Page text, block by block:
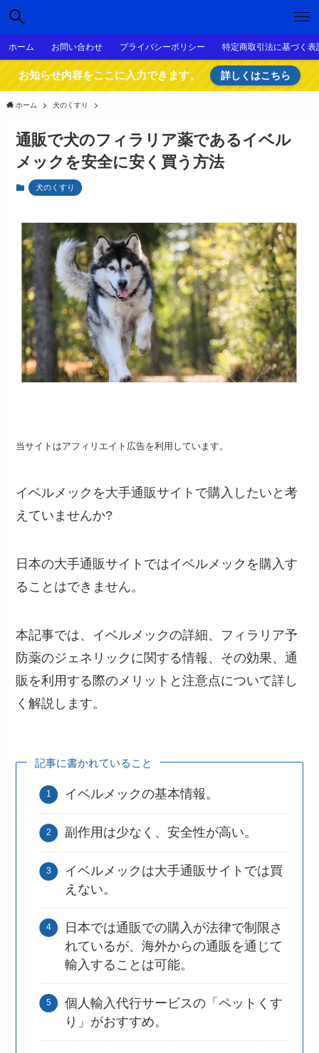
ホーム お問い合わせ プライバシーポリシー 特定商取引法に基づく表
お知らせ内容をここに入力できます。 詳しくはこちら
ホーム 犬のくすり
通販で犬のフィラリア薬であるイベル
メックを安全に安く買う方法
犬のくすり
当サイトはアフィリエイト広告を利用しています。
イベルメックを大手通販サイトで購入したいと考
えていませんか?
日本の大手通販サイトではイベルメックを購入す
ることはできません。
本記事では、イベルメックの詳細、フィラリア予
防薬のジェネリックに関する情報、その効果、通
販を利用する際のメリットと注意点について詳し
く解説します。
記事に書かれていること
イベルメックの基本情報。
副作用は少なく、安全性が高い。
イベルメックは大手通販サイトでは買
えない。
日本では通販での購入が法律で制限さ
れているが、海外からの通販を通じて
輸入することは可能。
個人輸入代行サービスの「ペットくす
り」がおすすめ。